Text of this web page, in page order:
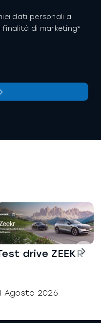
dati personali a
di marketing*
successo.
inviata, la
drive ZEEKR
Agosto 2026